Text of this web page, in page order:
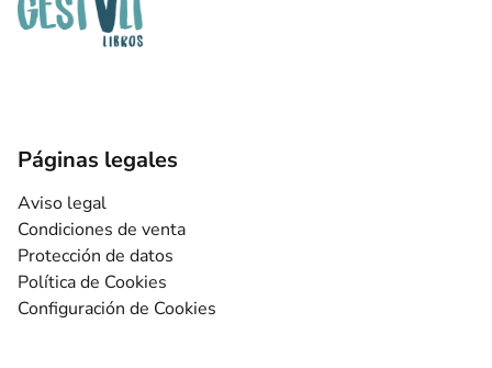
Páginas legales
Aviso legal
Condiciones de venta
Protección de datos
Política de Cookies
Configuración de Cookies